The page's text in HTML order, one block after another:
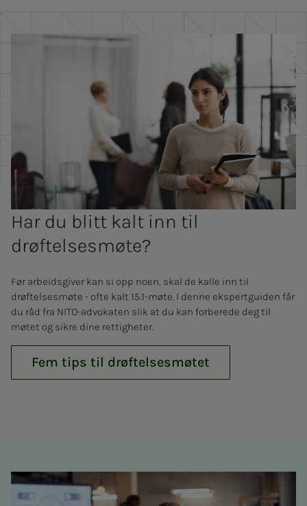
Har du blitt kalt inn til
drøftelsesmøte?
Før arbeidsgiver kan si opp noen, skal de kalle inn til
drøftelsesmøte - ofte kalt 15.1-møte. I denne ekspertguiden får
du råd fra NITO-advokaten slik at du kan forberede deg til
møtet og sikre dine rettigheter.
Fem tips til drøftelsesmøtet